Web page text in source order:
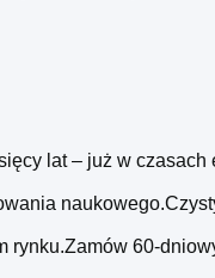
lat – już w
60-